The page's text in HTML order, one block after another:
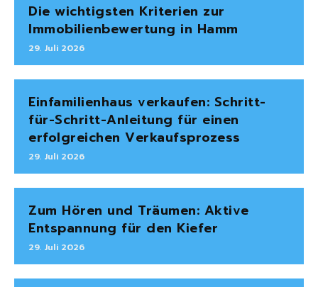
Die wichtigsten Kriterien zur
Immobilienbewertung in Hamm
29. Juli 2026
Einfamilienhaus verkaufen: Schritt-
für-Schritt-Anleitung für einen
erfolgreichen Verkaufsprozess
29. Juli 2026
Zum Hören und Träumen: Aktive
Entspannung für den Kiefer
29. Juli 2026